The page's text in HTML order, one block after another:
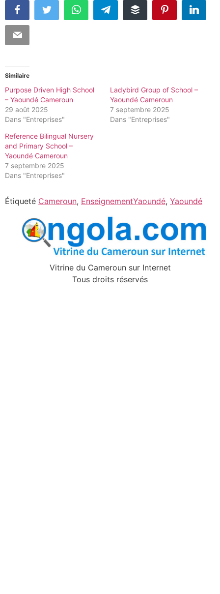
Similaire
Purpose Driven High School
– Yaoundé Cameroun
29 août 2025
Dans "Entreprises"
Ladybird Group of School –
Yaoundé Cameroun
7 septembre 2025
Dans "Entreprises"
Reference Bilingual Nursery
and Primary School –
Yaoundé Cameroun
7 septembre 2025
Dans "Entreprises"
Étiqueté Cameroun, EnseignementYaoundé, Yaoundé
Vitrine du Cameroun sur Internet
Tous droits réservés